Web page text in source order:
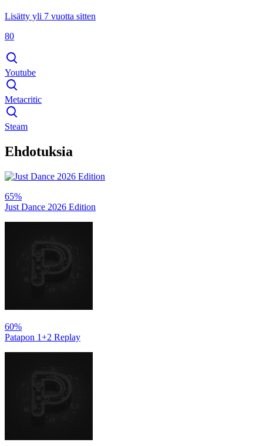
Lisätty yli 7 vuotta sitten
80
Youtube
Metacritic
Steam
Ehdotuksia
65%
Just Dance 2026 Edition
60%
Patapon 1+2 Replay